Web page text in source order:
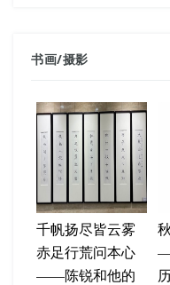
书画/摄影
千帆扬尽皆云雾
赤足行荒问本心
——陈锐和他的